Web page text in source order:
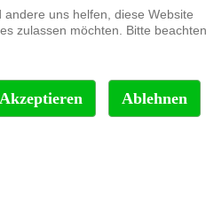
uns helfen, diese Website
zulassen möchten. Bitte beachten
Akzeptieren Ablehnen